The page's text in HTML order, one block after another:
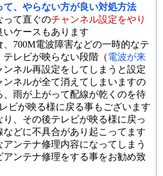
て、やらない方が良い対処方法
て直ぐのチャンネル設定をやり
ケースもあります
、700M電波障害などの一時的なテ
レビが映らない段階（電波が来
ンネル再設定をしてしまうと設定
ンネルが全て消えてしまいますの
、雨が上がって配線が乾くのを待
ビが映る様に戻る事もございます
り、その後テレビが映る様に戻っ
どに不具合があり起こってます
ンテナ修理内容になってしまう
ンテナ修理をする事をお勧め致